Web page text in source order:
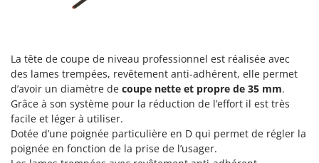
Perches Élagueuses
Planteuses de pommes de terre pour tracteur
Plateaux de coupe pour tracteur
Plumeuses
Pompes d'irrigation à tracteur
Pompes de transfert
Francini
G
G3 Ferrari
Gardena
Garofalo
GeoTech
GeoTech Pro
La tête de coupe de niveau professionnel est réalisée avec
des lames trempées, revêtement anti-adhérent, elle permet
d’avoir un diamètre de coupe nette et propre de 35 mm.
Grâce à son système pour la réduction de l’effort il est très
facile et léger à utiliser.
Dotée d’une poignée particulière en D qui permet de régler la
poignée en fonction de la prise de l’usager.